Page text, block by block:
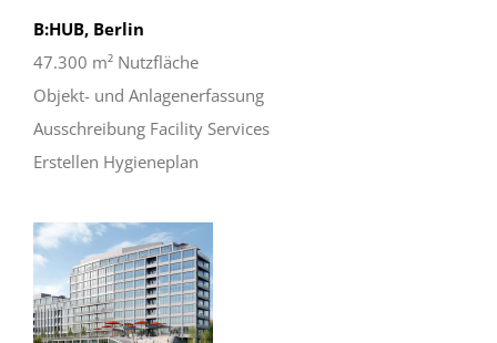
B:HUB, Berlin
47.300 m² Nutzfläche
Objekt- und Anlagenerfassung
Ausschreibung Facility Services
Erstellen Hygieneplan